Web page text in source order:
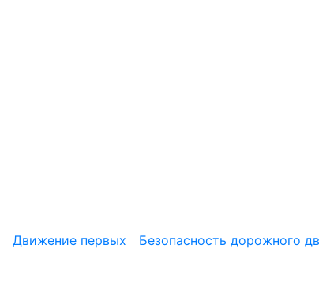
Движение первых Безопасность дорожного